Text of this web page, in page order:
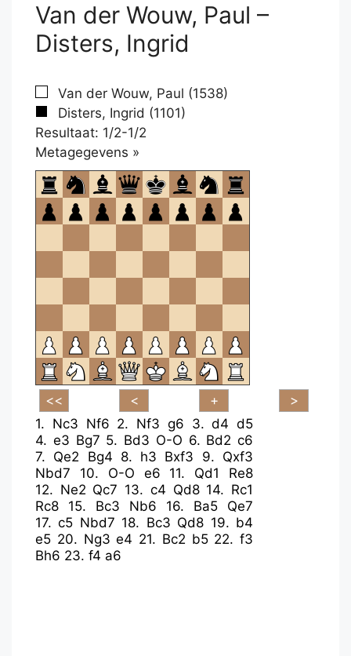
Van der Wouw, Paul –
Disters, Ingrid
Van der Wouw, Paul (1538)
Disters, Ingrid (1101)
Resultaat: 1/2-1/2
Metagegevens »
om
te
openen.
1. Nc3 Nf6 2. Nf3 g6 3.d4 d5
4. e3 Bg7 5. Bd3 O-O 6. Bd2 c6
7. Qe2 Bg4 8. h3 Bxf3 9. Qxf3
Nbd7
10. O-O e6 11. Qd1
Re8
12. Ne2 Qc7 13. c4 Qd8 14. Rc1
Rc8
15. Bc3 Nb6 16. Ba5
Qe7
17.c5 Nbd7 18. Bc3 Qd8 19. b4
e5 20. Ng3 e4 21. Bc2 b5 22. f3
Bh6 23. f4 a6